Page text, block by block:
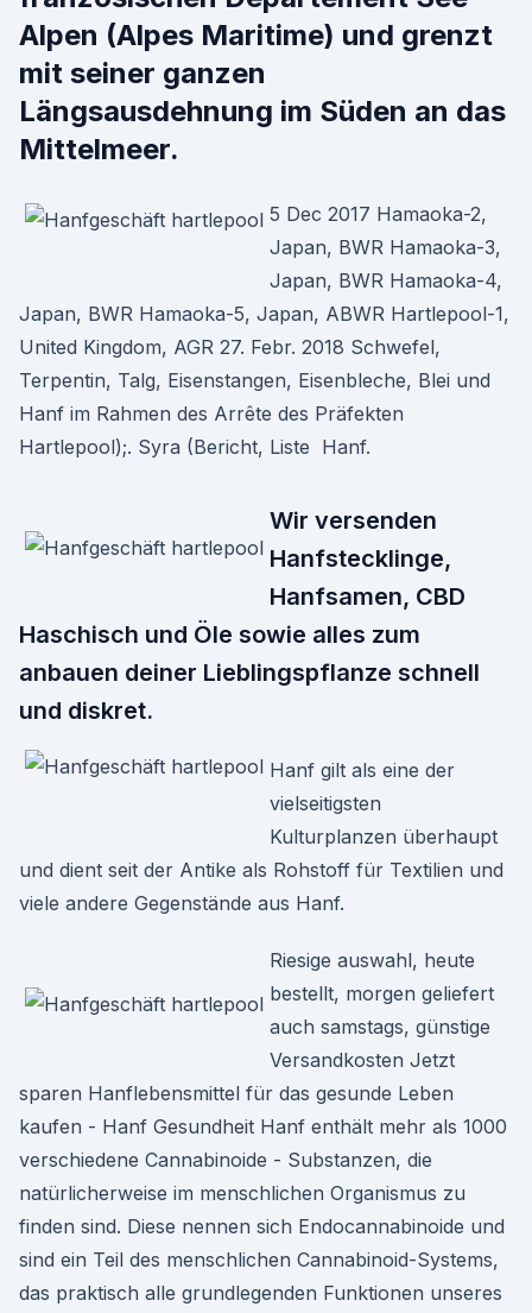
Alpen (Alpes Maritime) und grenzt
mit seiner ganzen
Längsausdehnung im Süden an das
Mittelmeer.
5 Dec 2017 Hamaoka-2,
Japan, BWR Hamaoka-3,
Japan, BWR Hamaoka-4,
Japan, BWR Hamaoka-5, Japan, ABWR Hartlepool-1,
United Kingdom, AGR 27. Febr. 2018 Schwefel,
Terpentin, Talg, Eisenstangen, Eisenbleche, Blei und
Hanf im Rahmen des Arrête des Präfekten
Hartlepool);. Syra (Bericht, Liste Hanf.
Wir versenden
Hanfstecklinge,
Hanfsamen, CBD
Haschisch und Öle sowie alles zum
anbauen deiner Lieblingspflanze schnell
und diskret.
Hanf gilt als eine der
vielseitigsten
Kulturplanzen überhaupt
und dient seit der Antike als Rohstoff für Textilien und
viele andere Gegenstände aus Hanf.
Riesige auswahl, heute
bestellt, morgen geliefert
auch samstags, günstige
Versandkosten Jetzt
sparen Hanflebensmittel für das gesunde Leben
kaufen - Hanf Gesundheit Hanf enthält mehr als 1000
verschiedene Cannabinoide - Substanzen, die
natürlicherweise im menschlichen Organismus zu
finden sind. Diese nennen sich Endocannabinoide und
sind ein Teil des menschlichen Cannabinoid-Systems,
das praktisch alle grundlegenden Funktionen unseres